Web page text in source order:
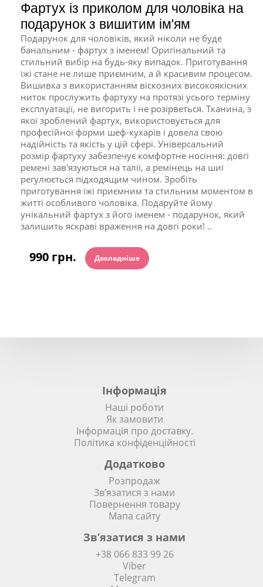
Фартух із приколом для чоловіка на
подарунок з вишитим ім'ям
Подарунок для чоловіків, який ніколи не буде
банальним - фартух з іменем! Оригінальний та
стильний вибір на будь-яку випадок. Приготування
їжі стане не лише приємним, а й красивим процесом.
Вишивка з використанням віскозних високоякісних
ниток прослужить фартуху на протязі усього терміну
експлуатації, не вигорить і не розірветься. Тканина, з
якої зроблений фартух, використовується для
професійної форми шеф-кухарів і довела свою
надійність та якість у цій сфері. Універсальний
розмір фартуху забезпечує комфортне носіння: довгі
ремені зав'язуються на талії, а ремінець на шиї
регулюється підходящим чином. Зробіть
приготування їжі приємним та стильним моментом в
житті особливого чоловіка. Подаруйте йому
унікальний фартух з його іменем - подарунок, який
залишить яскраві враження на довгі роки! ..
990 грн. Докладніше
Інформація
Наші роботи
Як замовити
Інформація про доставку.
Політика конфіденційності
Додатково
Розпродаж
Зв’язатися з нами
Повернення товару
Мапа сайту
Зв’язатися з нами
+38 066 833 99 26
Viber
Telegram